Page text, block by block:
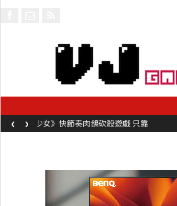
【遊戲評測】台灣國產音樂遊戲《莉莉
卻具有頗高挑戰性
‹ ›